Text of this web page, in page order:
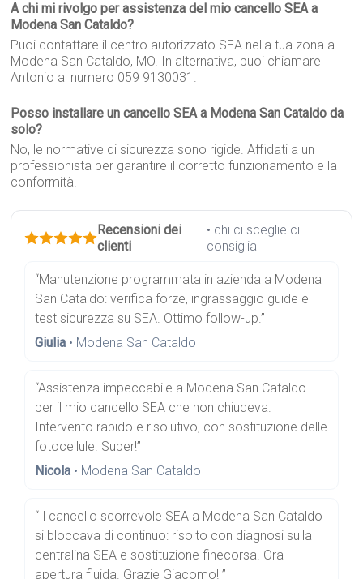
A chi mi rivolgo per assistenza del mio cancello SEA a
Modena San Cataldo?
Puoi contattare il centro autorizzato SEA nella tua zona a
Modena San Cataldo, MO. In alternativa, puoi chiamare
Antonio al numero 059 9130031.
Posso installare un cancello SEA a Modena San Cataldo da
solo?
No, le normative di sicurezza sono rigide. Affidati a un
professionista per garantire il corretto funzionamento e la
conformità.
Recensioni dei
clienti
• chi ci sceglie ci
consiglia
“Manutenzione programmata in azienda a Modena
San Cataldo: verifica forze, ingrassaggio guide e
test sicurezza su SEA. Ottimo follow-up.”
Giulia • Modena San Cataldo
“Assistenza impeccabile a Modena San Cataldo
per il mio cancello SEA che non chiudeva.
Intervento rapido e risolutivo, con sostituzione delle
fotocellule. Super!”
Nicola • Modena San Cataldo
“Il cancello scorrevole SEA a Modena San Cataldo
si bloccava di continuo: risolto con diagnosi sulla
centralina SEA e sostituzione finecorsa. Ora
apertura fluida. Grazie Giacomo! ”